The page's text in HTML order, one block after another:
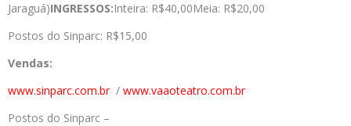
Jaraguá)INGRESSOS:Inteira: R$40,00Meia: R$20,00
Postos do Sinparc: R$15,00
Vendas:
www.sinparc.com.br/ www.vaaoteatro.com.br
Postos do Sinparc –